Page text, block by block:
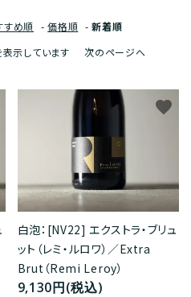
すめ順 -価格順 -新着順
示しています
次のページへ
白泡：[NV22] エクストラ・ブリュ
ット（レミ・ルロワ）／Extra
Brut（Remi Leroy）
9,130円(税込)
favorite